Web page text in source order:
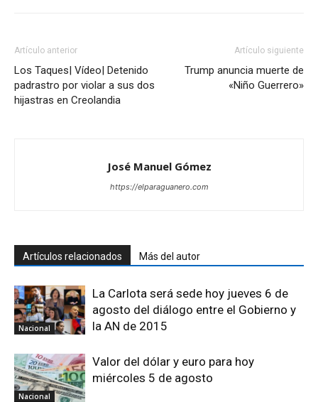
Artículo anterior
Los Taques| Vídeo| Detenido
padrastro por violar a sus dos
hijastras en Creolandia
Artículo siguiente
Trump anuncia muerte de
«Niño Guerrero»
José Manuel Gómez
https://elparaguanero.com
Artículos relacionados Más del autor
Nacional
La Carlota será sede hoy jueves 6 de
agosto del diálogo entre el Gobierno y
la AN de 2015
Nacional
Valor del dólar y euro para hoy
miércoles 5 de agosto